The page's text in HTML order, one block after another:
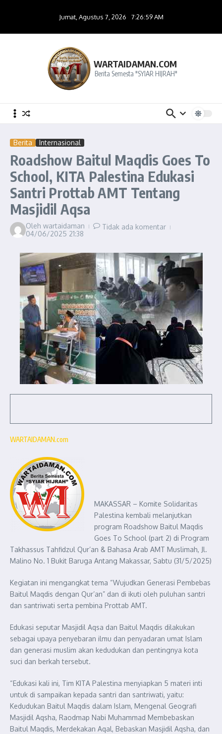
Jumat, Agustus 7, 2026 7:26:59 AM
WARTAIDAMAN.COM
Berita Semesta "SYIAR HIJRAH"
Berita Internasional
Roadshow Baitul Maqdis Goes To
School, KITA Palestina Edukasi
Santri Prottab AMT Tentang
Masjidil Aqsa
Oleh wartaidaman
Tidak ada komentar
04/06/2025 21:38
WARTAIDAMAN.com
MAKASSAR – Komite Solidaritas
Palestina kembali melanjutkan
program Roadshow Baitul Maqdis
Goes To School (part 2) di Program
Takhassus Tahfidzul Qur’an & Bahasa Arab AMT Muslimah, Jl.
Malino No. 1 Bukit Baruga Antang Makassar, Sabtu (31/5/2025)
Kegiatan ini mengangkat tema “Wujudkan Generasi Pembebas
Baitul Maqdis dengan Qur’an” dan di ikuti oleh puluhan santri
dan santriwati serta pembina Prottab AMT.
Edukasi seputar Masjidil Aqsa dan Baitul Maqdis dilakukan
sebagai upaya penyebaran ilmu dan penyadaran umat Islam
dan generasi muslim akan kedudukan dan pentingnya kota
suci dan berkah tersebut.
“Edukasi kali ini, Tim KITA Palestina menyiapkan 5 materi inti
untuk di sampaikan kepada santri dan santriwati, yaitu:
Kedudukan Baitul Maqdis dalam Islam, Mengenal Geografi
Masjidil Aqsha, Raodmap Nabi Muhammad Membebaskan
Baitul Maqdis, Merdekakan Aqal, Bebaskan Masjidil Aqsha, dan